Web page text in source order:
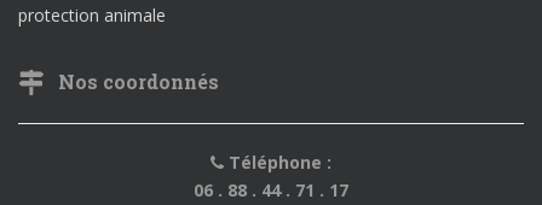
protection animale
Nos coordonnés
Téléphone :
06 . 88 . 44 . 71 . 17